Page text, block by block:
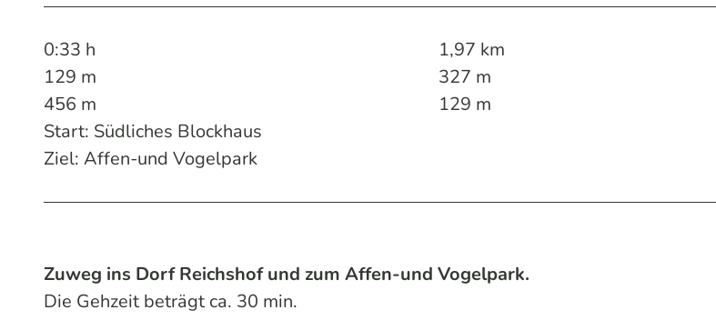
0:33 h
1,97 km
129 m
327 m
456 m
129 m
Start: Südliches Blockhaus
Ziel: Affen-und Vogelpark
Zuweg ins Dorf Reichshof und zum Affen-und Vogelpark.
Die Gehzeit beträgt ca. 30 min.